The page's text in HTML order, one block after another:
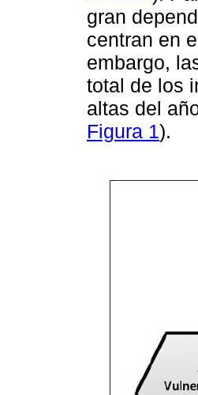
gran
centran en
embargo,
total de los
altas del
Figura 1).